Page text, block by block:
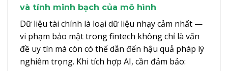
và tính minh bạch của mô hình
Dữ liệu tài chính là loại dữ liệu nhạy cảm nhất —
vi phạm bảo mật trong fintech không chỉ là vấn
đề uy tín mà còn có thể dẫn đến hậu quả pháp lý
nghiêm trọng. Khi tích hợp AI, cần đảm bảo: